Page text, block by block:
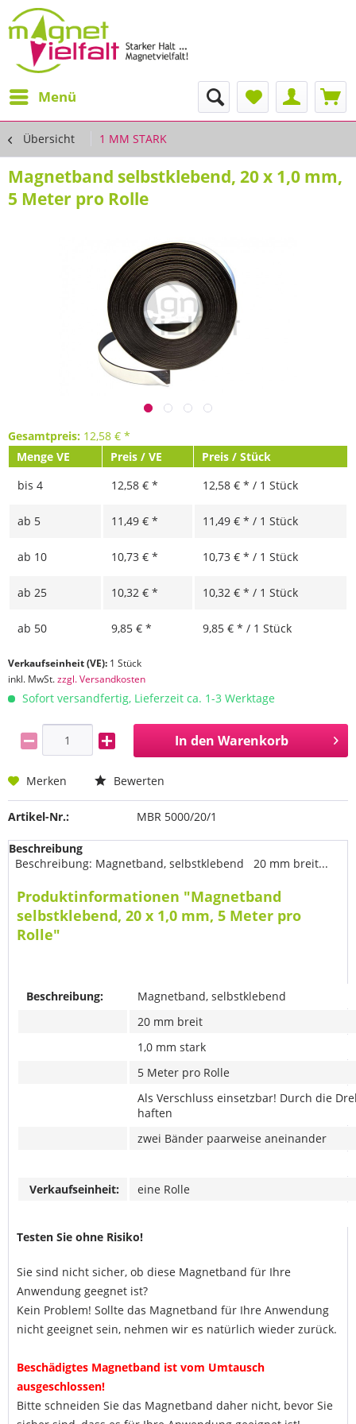
Menü
Übersicht 1 MM STARK
Magnetband selbstklebend, 20 x 1,0 mm,
5 Meter pro Rolle
Gesamtpreis: 12,58 € *
Menge VE
Preis / VE
Preis / Stück
bis 4 12,58 € * 12,58 € * / 1 Stück
ab 5 11,49 € * 11,49 € * / 1 Stück
ab 10 10,73 € * 10,73 € * / 1 Stück
ab 25 10,32 € * 10,32 € * / 1 Stück
ab 50 9,85 € * 9,85 € * / 1 Stück
Verkaufseinheit (VE): 1 Stück
inkl. MwSt.zzgl. Versandkosten
Sofort versandfertig, Lieferzeit ca. 1-3 Werktage
In den Warenkorb
Merken Bewerten
Artikel-Nr.: MBR 5000/20/1
Beschreibung
Beschreibung: Magnetband, selbstklebend 20 mm breit...
Produktinformationen "Magnetband
selbstklebend, 20 x 1,0 mm, 5 Meter pro
Rolle"
Beschreibung:
Magnetband, selbstklebend
20 mm breit
1,0 mm stark
5 Meter pro Rolle
Als Verschluss einsetzbar! Durch die
haften
zwei Bänder paarweise aneinander
Verkaufseinheit: eine Rolle
Testen Sie ohne Risiko!
Sie sind nicht sicher, ob diese Magnetband für Ihre
Anwendung geegnet ist?
Kein Problem! Sollte das Magnetband für Ihre Anwendung
nicht geeignet sein, nehmen wir es natürlich wieder zurück.
Beschädigtes Magnetband ist vom Umtausch
ausgeschlossen!
Bitte schneiden Sie das Magnetband daher nicht, bevor Sie